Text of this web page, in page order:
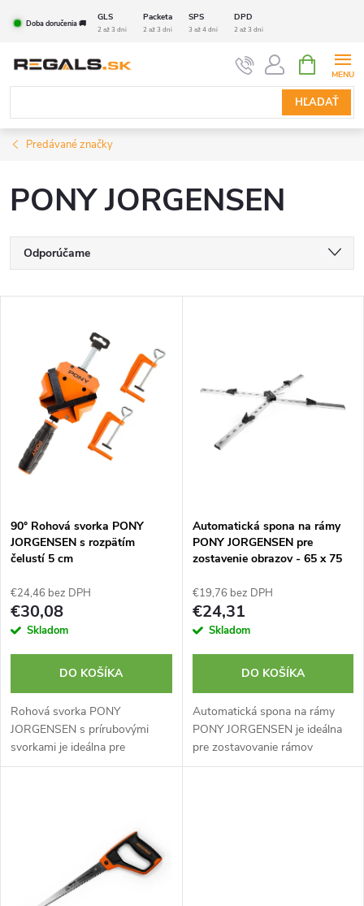
Doba doručenia 🚚
GLS Packeta SPS DPD
2 až 3 dni 2 až 3 dni 3 až 4 dni 2 až 3 dni
HĽADAŤ
KOŠÍK
Predávané značky
PONY JORGENSEN
R
a
p
r
o
d
u
k
Odporúčame
Najpredávanejšie
Abecedne
s
p
r
o
d
k
t
90° Rohová svorka PONY
JORGENSEN s rozpätím
čelustí 5 cm
€24,46 bez DPH
€30,08
Skladom
DO KOŠÍKA
Rohová svorka PONY
JORGENSEN s prírubovými
svorkami je ideálna pre
rámovanie a montáž skriniek.
Automatická spona na rámy
PONY JORGENSEN pre
zostavenie obrazov - 65 x 75
€19,76 bez DPH
€24,31
Skladom
DO KOŠÍKA
Automatická spona na rámy
PONY JORGENSEN je ideálna
pre zostavovanie rámov
obrazov. Zopne všetky štyri